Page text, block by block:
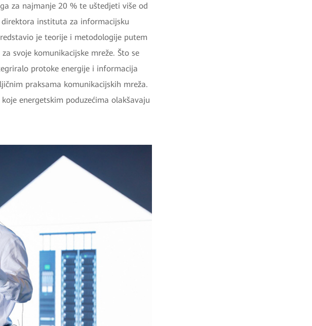
za najmanje 20 % te uštedjeti više od
instituta za informacijsku
je teorije i metodologije putem
svoje komunikacijske mreže. Što se
protoke energije i informacija
praksama komunikacijskih mreža.
energetskim poduzećima olakšavaju